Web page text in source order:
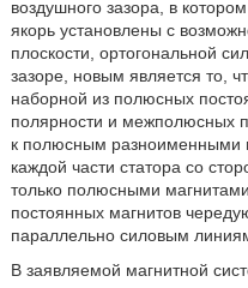
воздушного зазора, в
якорь установлены с
плоскости, ортогональной
зазоре, новым является то,
наборной из полюсных
полярности и межполюсных
к полюсным разноименными
каждой части статора со
только полюсными
постоянных магнитов
параллельно силовым
В заявляемой магнитной